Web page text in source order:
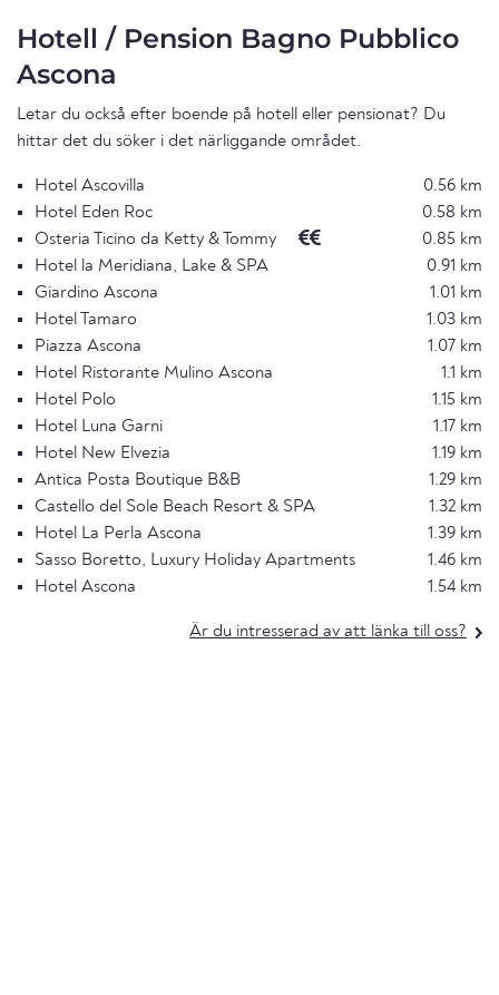
Hotell / Pension Bagno Pubblico
Ascona
Letar du också efter boende på hotell eller pensionat? Du
hittar det du söker i det närliggande området.
Hotel Ascovilla
0.56 km
Hotel Eden Roc
0.58 km
Osteria Ticino da Ketty & Tommy
0.85 km
Hotel la Meridiana, Lake & SPA
0.91 km
Giardino Ascona
1.01 km
Hotel Tamaro
1.03 km
Piazza Ascona
1.07 km
Hotel Ristorante Mulino Ascona
1.1 km
Hotel Polo
1.15 km
Hotel Luna Garni
1.17 km
Hotel New Elvezia
1.19 km
Antica Posta Boutique B&B
1.29 km
Castello del Sole Beach Resort & SPA
1.32 km
Hotel La Perla Ascona
1.39 km
Sasso Boretto, Luxury Holiday Apartments
1.46 km
Hotel Ascona
1.54 km
Är du intresserad av att länka till oss?